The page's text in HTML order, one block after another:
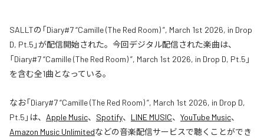
SALLTの「Diary#7 “Camille (The Red Room) ”, March 1st 2026, in Drop
D, Pt.5」が配信開始された。今回デジタル配信された楽曲は、
「Diary#7 “Camille (The Red Room) ”, March 1st 2026, in Drop D, Pt.5」
を含む全1曲となっている。
なお「Diary#7 “Camille (The Red Room) ”, March 1st 2026, in Drop D,
Pt.5 」は、 Apple Music、 Spotify、 LINE MUSIC、 YouTube Music、
Amazon Music Unlimitedなどの音楽配信サービスで聴くことができ